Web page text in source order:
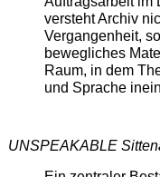
versteht Archiv
Vergangenheit,
bewegliches
Raum, in dem
und Sprache
UNSPEAKABLE